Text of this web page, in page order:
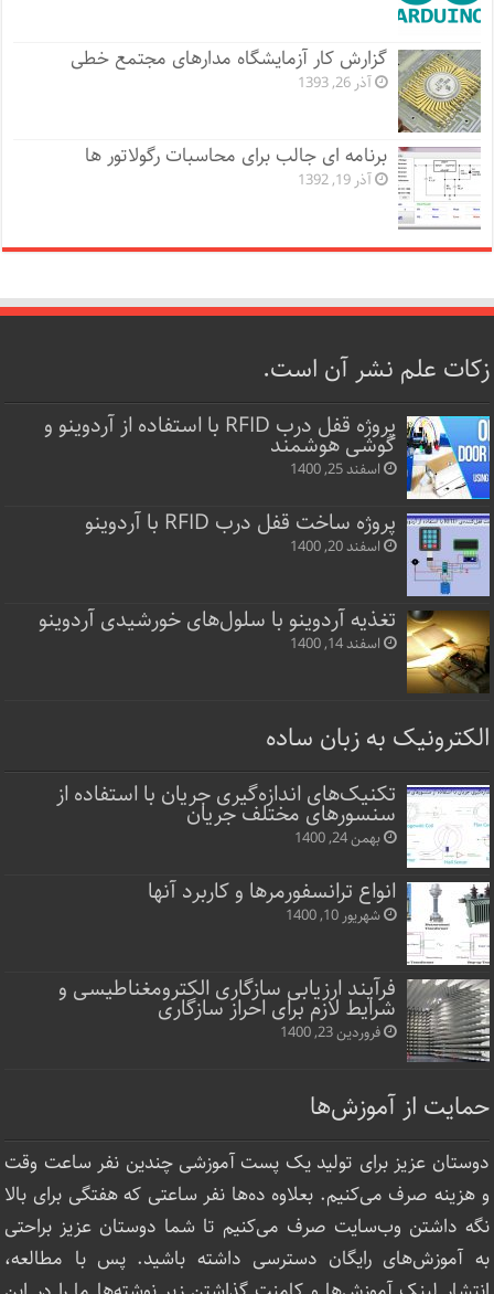
گزارش کار آزمایشگاه مدارهای مجتمع خطی
آذر 26, 1393
برنامه ای جالب برای محاسبات رگولاتور ها
آذر 19, 1392
زکات علم نشر آن است.
پروژه قفل‌ درب RFID با استفاده از آردوینو و
گوشی هوشمند
اسفند 25, 1400
پروژه ساخت قفل‌ درب RFID با آردوینو
اسفند 20, 1400
تغذیه آردوینو با سلول‌های خورشیدی آردوینو
اسفند 14, 1400
الکترونیک به زبان ساده
تکنیک‌های اندازه‌گیری جریان با استفاده از
سنسورهای مختلف جریان
بهمن 24, 1400
انواع ترانسفورمرها و کاربرد آنها
شهریور 10, 1400
فرآیند ارزیابی سازگاری الکترومغناطیسی و
شرایط لازم برای احراز سازگاری
فروردین 23, 1400
حمایت از آموزش‌ها
دوستان عزیز برای تولید یک پست آموزشی چندین نفر ساعت‌ وقت
و هزینه صرف می‌کنیم. بعلاوه ده‌ها نفر ساعتی که هفتگی برای بالا
نگه داشتن وب‌سایت صرف ‌می‌کنیم تا شما دوستان عزیز براحتی
به آموزش‌های رایگان دسترسی داشته باشید. پس با مطالعه،